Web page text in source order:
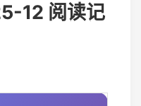
12 阅读记